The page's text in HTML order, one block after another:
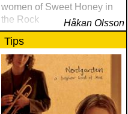
women of Sweet Honey in
the Rock
Håkan Olsson
Tips